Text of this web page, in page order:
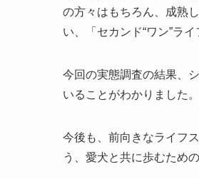
の方々はもちろん、成熟
い、「セカンド“ワン”ラ
今回の実態調査の結果、
いることがわかりました。
今後も、前向きなライフ
う、愛犬と共に歩むため